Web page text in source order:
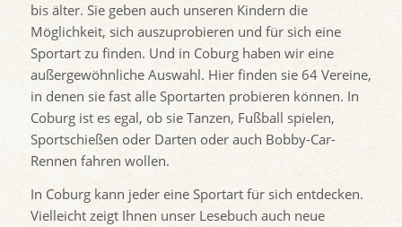
bis älter. Sie geben auch unseren Kindern die
Möglichkeit, sich auszuprobieren und für sich eine
Sportart zu finden. Und in Coburg haben wir eine
außergewöhnliche Auswahl. Hier finden sie 64 Vereine,
in denen sie fast alle Sportarten probieren können. In
Coburg ist es egal, ob sie Tanzen, Fußball spielen,
Sportschießen oder Darten oder auch Bobby-Car-
Rennen fahren wollen.
In Coburg kann jeder eine Sportart für sich entdecken.
Vielleicht zeigt Ihnen unser Lesebuch auch neue